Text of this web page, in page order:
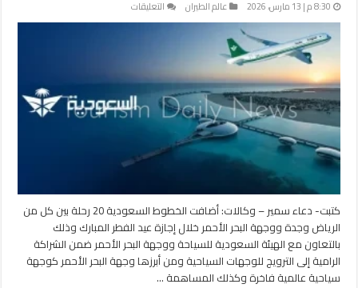
8:30 م | 13 مارس، 2026 عالم الطيران التعليقات
“الخطوط
رحلة
من
وإلى
الأحمر
كتبت- دعاء سمير – وكالات: أضافت الخطوط السعودية 20 رحلة بين كل من
الرياض وجدة ووجهة البحر الأحمر خلال إجازة عيد الفطر المبارك وذلك
بالتعاون مع الهيئة السعودية للسياحة ووجهة البحر الأحمر ضمن الشراكة
الرامية إلى الترويج للوجهات السياحية ومن أبرزها وجهة البحر الأحمر كوجهة
سياحية عالمية فاخرة وكذلك المساهمة …